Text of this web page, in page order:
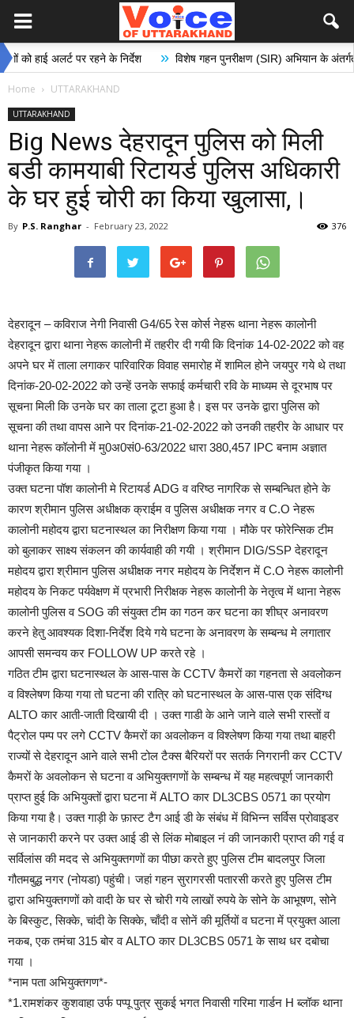
अलर्ट पर रहने के निर्देश » विशेष गहन पुनरीक्षण (SIR) अभियान के अंतर्गत मतदान
Home UTTARAKHAND
UTTARAKHAND
Big News देहरादून पुलिस को मिली
बडी कामयाबी रिटायर्ड पुलिस अधिकारी
के घर हुई चोरी का किया खुलासा,।
By P.S. Ranghar - February 23, 2022 376
देहरादून – कविराज नेगी निवासी G4/65 रेस कोर्स नेहरू थाना नेहरू कालोनी
देहरादून द्वारा थाना नेहरू कालोनी में तहरीर दी गयी कि दिनांक 14-02-2022 को वह
अपने घर में ताला लगाकर पारिवारिक विवाह समारोह में शामिल होने जयपुर गये थे तथा
दिनांक-20-02-2022 को उन्हें उनके सफाई कर्मचारी रवि के माध्यम से दूरभाष पर
सूचना मिली कि उनके घर का ताला टूटा हुआ है। इस पर उनके द्वारा पुलिस को
सूचना की तथा वापस आने पर दिनांक-21-02-2022 को उनकी तहरीर के आधार पर
थाना नेहरू कॉलोनी में मु0अ0सं0-63/2022 धारा 380,457 IPC बनाम अज्ञात
पंजीकृत किया गया ।
उक्त घटना पॉश कालोनी मे रिटायर्ड ADG व वरिष्ठ नागरिक से सम्बन्धित होने के
कारण श्रीमान पुलिस अधीक्षक क्राईम व पुलिस अधीक्षक नगर व C.O नेहरू
कालोनी महोदय द्वारा घटनास्थल का निरीक्षण किया गया । मौके पर फोरेन्सिक टीम
को बुलाकर साक्ष्य संकलन की कार्यवाही की गयी । श्रीमान DIG/SSP देहरादून
महोदय द्वारा श्रीमान पुलिस अधीक्षक नगर महोदय के निर्देशन में C.O नेहरू कालोनी
महोदय के निकट पर्यवेक्षण में प्रभारी निरीक्षक नेहरू कालोनी के नेतृत्व में थाना नेहरू
कालोनी पुलिस व SOG की संयुक्त टीम का गठन कर घटना का शीघ्र अनावरण
करने हेतु आवश्यक दिशा-निर्देश दिये गये घटना के अनावरण के सम्बन्ध मे लगातार
आपसी समन्वय कर FOLLOW UP करते रहे ।
गठित टीम द्वारा घटनास्थल के आस-पास के CCTV कैमरों का गहनता से अवलोकन
व विश्लेषण किया गया तो घटना की रात्रि को घटनास्थल के आस-पास एक संदिग्ध
ALTO कार आती-जाती दिखायी दी । उक्त गाडी के आने जाने वाले सभी रास्तों व
पैट्रोल पम्प पर लगे CCTV कैमरों का अवलोकन व विश्लेषण किया गया तथा बाहरी
राज्यों से देहरादून आने वाले सभी टोल टैक्स बैरियरों पर सतर्क निगरानी कर CCTV
कैमरों के अवलोकन से घटना व अभियुक्तगणों के सम्बन्ध में यह महत्वपूर्ण जानकारी
प्राप्त हुई कि अभियुक्तों द्वारा घटना में ALTO कार DL3CBS 0571 का प्रयोग
किया गया है। उक्त गाड़ी के फ़ास्ट टैग आई डी के संबंध में विभिन्न सर्विस प्रोवाइडर
से जानकारी करने पर उक्त आई डी से लिंक मोबाइल नं की जानकारी प्राप्त की गई व
सर्विलांस की मदद से अभियुक्तगणों का पीछा करते हुए पुलिस टीम बादलपुर जिला
गौतमबुद्ध नगर (नोयडा) पहुंची। जहां गहन सुरागरसी पतारसी करते हुए पुलिस टीम
द्वारा अभियुक्तगणों को वादी के घर से चोरी गये लाखों रुपये के सोने के आभूषण, सोने
के बिस्कुट, सिक्के, चांदी के सिक्के, चाँदी व सोनें की मूर्तियों व घटना में प्रयुक्त आला
नकब, एक तमंचा 315 बोर व ALTO कार DL3CBS 0571 के साथ धर दबोचा
गया ।
*नाम पता अभियुक्तगण*-
*1.रामशंकर कुशवाहा उर्फ पप्पू पुत्र सुकई भगत निवासी गरिमा गार्डन H ब्लॉक थाना